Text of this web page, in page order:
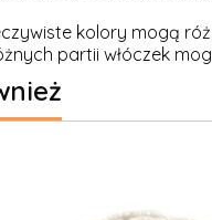
kolory mogą
partii włóczek